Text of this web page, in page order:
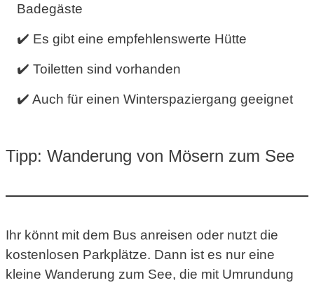
Badegäste
✔️ Es gibt eine empfehlenswerte Hütte
✔️ Toiletten sind vorhanden
✔️ Auch für einen Winterspaziergang geeignet
Tipp: Wanderung von Mösern zum See
Ihr könnt mit dem Bus anreisen oder nutzt die
kostenlosen Parkplätze. Dann ist es nur eine
kleine Wanderung zum See, die mit Umrundung